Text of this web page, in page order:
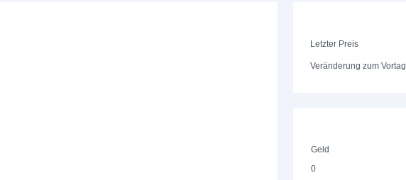
Letzter Preis
Veränderung zum Vortag
Geld
0